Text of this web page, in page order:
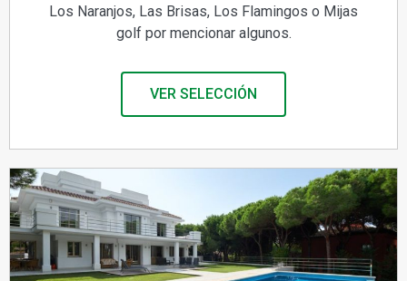
Los Naranjos, Las Brisas, Los Flamingos o Mijas
golf por mencionar algunos.
VER SELECCIÓN